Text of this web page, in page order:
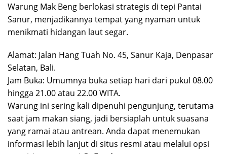
Warung Mak Beng berlokasi strategis di tepi Pantai
Sanur, menjadikannya tempat yang nyaman untuk
menikmati hidangan laut segar.
Alamat: Jalan Hang Tuah No. 45, Sanur Kaja, Denpasar
Selatan, Bali.
Jam Buka: Umumnya buka setiap hari dari pukul 08.00
hingga 21.00 atau 22.00 WITA.
Warung ini sering kali dipenuhi pengunjung, terutama
saat jam makan siang, jadi bersiaplah untuk suasana
yang ramai atau antrean. Anda dapat menemukan
informasi lebih lanjut di situs resmi atau melalui opsi